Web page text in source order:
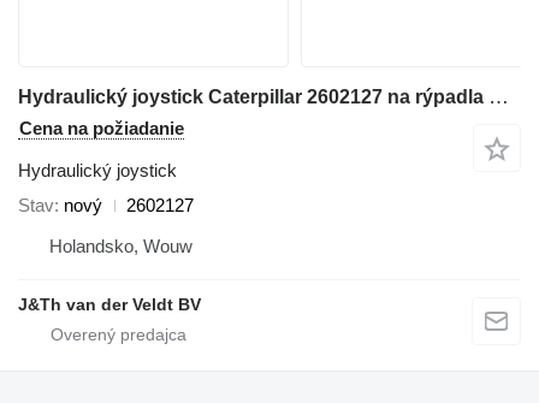
Hydraulický joystick Caterpillar 2602127 na rýpadla Caterpillar 345C 365C 385C 320D 330D 390D 311D 321D 312D 323D 314D 324D 374D 315D 325D 345D 336D 328D 319D 329D 349D 320D2 336D2 349D2
Cena na požiadanie
Hydraulický joystick
Stav nový
2602127
Holandsko, Wouw
J&Th van der Veldt BV